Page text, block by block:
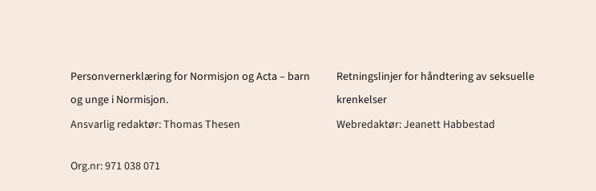
Personvernerklæring for Normisjon og Acta – barn
og unge i Normisjon.
Retningslinjer for håndtering av seksuelle
krenkelser
Ansvarlig redaktør:Thomas Thesen Webredaktør:Jeanett Habbestad
Org.nr: 971 038 071